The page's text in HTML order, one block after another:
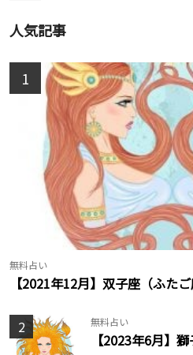
人気記事
1
無料占い
【2021年12月】双子座（ふた
2 無料占い
【2023年6月】